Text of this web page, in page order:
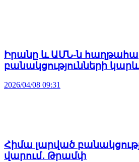
Իրանը և ԱՄՆ-ն
բանակցությունների
2026/04/08 09:31
Հիմա լարված
վարում․ Թրամփ